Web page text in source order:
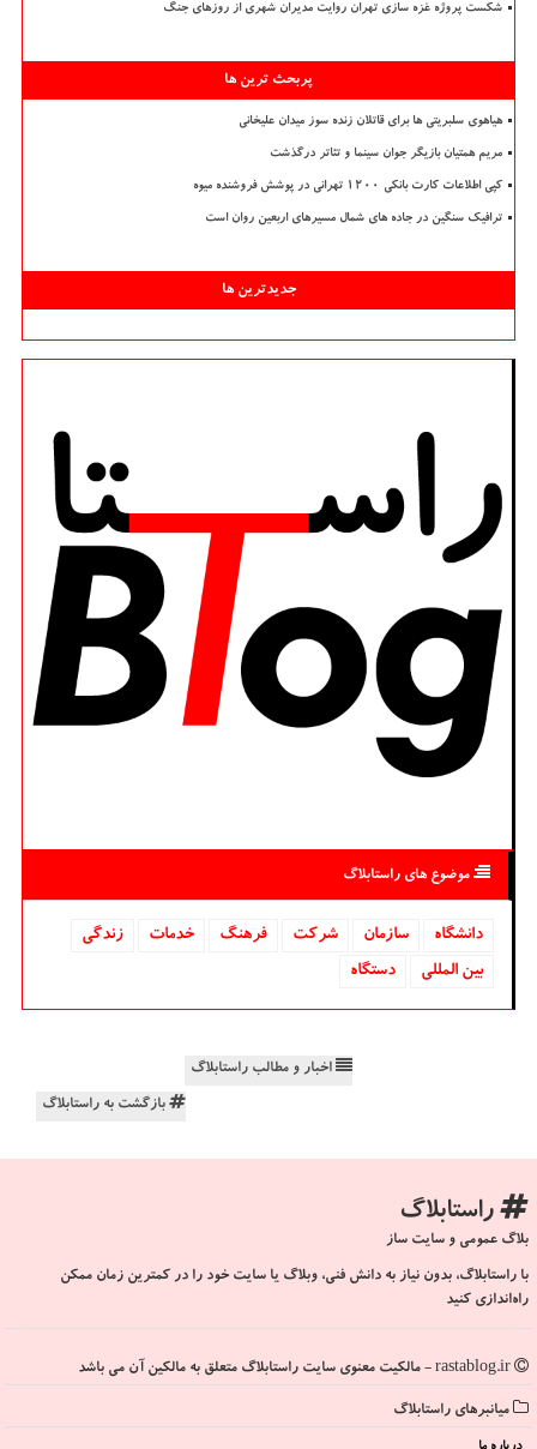
شکست پروژه غزه سازی تهران روایت مدیران شهری از روزهای جنگ
پربحث ترین ها
هیاهوی سلبریتی ها برای قاتلان زنده سوز میدان علیخانی
مریم همتیان بازیگر جوان سینما و تئاتر درگذشت
کپی اطلاعات کارت بانکی ۱۲۰۰ تهرانی در پوشش فروشنده میوه
ترافیک سنگین در جاده های شمال مسیرهای اربعین روان است
جدیدترین ها
موضوع های راستابلاگ
دانشگاه‌ سازمان شركت فرهنگ خدمات
زندگی
بین المللی
دستگاه
اخبار و مطالب راستابلاگ
بازگشت به راستابلاگ
راستابلاگ
بلاگ عمومی و سایت ساز
با راستابلاگ، بدون نیاز به دانش فنی، وبلاگ یا سایت خود را در کمترین زمان ممکن
راه‌اندازی کنید
میانبرهای راستابلاگ